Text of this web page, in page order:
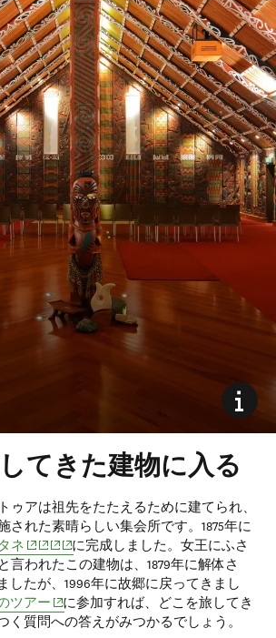
てきた建物に入る
ゥアは祖先をたたえるために建てられ、
された素晴らしい集会所です。 1875年に
ネ (opens in new window)
(opens in new window)
(opens in new window)
(opens in new window)
に完成しました。女王にふさ
言われたこの建物は、1879年に解体さ
したが、1996年に故郷に戻ってきまし
ツアー (opens in new window)
に参加すれば、どこを旅してき
く質問への答えがみつかるでしょう。